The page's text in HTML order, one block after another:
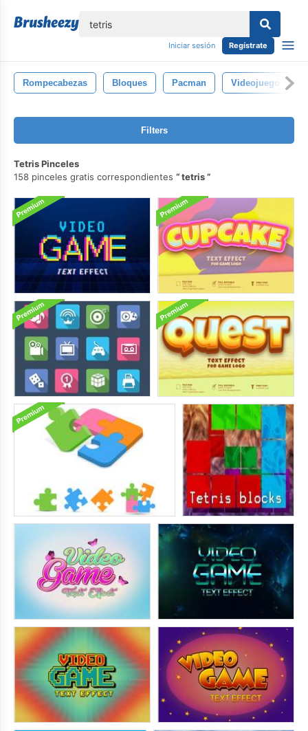
Iniciar sesión Regístrate
Rompecabezas Bloques Pacman Videojuego
Filters
Tetris Pinceles
158 pinceles gratis correspondientes
tetris